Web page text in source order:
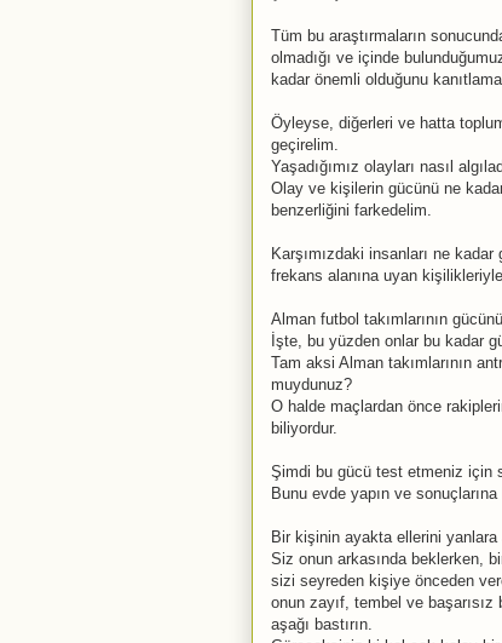
Tüm bu araştırmaların
olmadığı ve içinde
kadar önemli olduğunu
Öyleyse, diğerleri ve hatta
geçirelim.
Yaşadığımız olayları nasıl
Olay ve kişilerin gücünü ne
benzerliğini farkedelim.
Karşımızdaki insanları ne
frekans alanına uyan
Alman futbol takımlarının
İşte, bu yüzden onlar bu kadar
Tam aksi Alman takımlarının
muydunuz?
O halde maçlardan önce
biliyordur.
Şimdi bu gücü test etmeniz için
Bunu evde yapın ve sonuçlarına
Bir kişinin ayakta ellerini yanlara
Siz onun arkasında beklerken,
sizi seyreden kişiye önceden
onun zayıf, tembel ve
aşağı bastırın.